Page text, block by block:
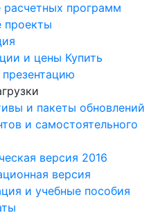
расчетных программ
проекты
и цены Купить
и пакеты обновлений
и самостоятельного
версия 2016
версия
и учебные пособия